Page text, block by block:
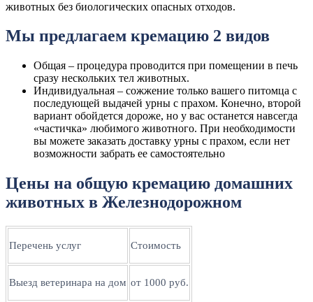
животных без биологических опасных отходов.
Мы предлагаем кремацию 2 видов
Общая – процедура проводится при помещении в печь
сразу нескольких тел животных.
Индивидуальная – сожжение только вашего питомца с
последующей выдачей урны с прахом. Конечно, второй
вариант обойдется дороже, но у вас останется навсегда
«частичка» любимого животного. При необходимости
вы можете заказать доставку урны с прахом, если нет
возможности забрать ее самостоятельно
Цены на общую кремацию домашних
животных в Железнодорожном
Перечень услуг Стоимость
Выезд ветеринара на дом от 1000 руб.